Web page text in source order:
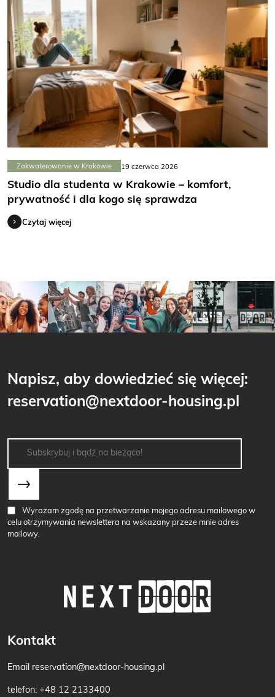
Zakwaterowanie w Krakowie 19 czerwca 2026
Studio dla studenta w Krakowie – komfort,
prywatność i dla kogo się sprawdza
Czytaj więcej
Napisz, aby dowiedzieć się więcej:
reservation@nextdoor-housing.pl
Wyrażam zgodę na przetwarzanie mojego adresu mailowego w
celu otrzymywania newslettera na wskazany przeze mnie adres
mailowy.
Kontakt
Email reservation@nextdoor-housing.pl
telefon: +48 12 2133400